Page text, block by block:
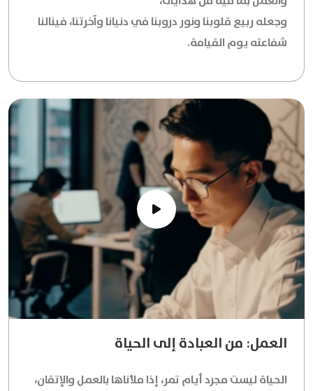
وجعله ربيع قلوبنا ونور دروبنا في دنيانا وآخرتنا، فينالنا
شفاعته يوم القيامة.
العمل: من العبادة إلى الحياة
الحياة ليست مجرد أيام تمر، إذا ملأناها بالعمل والإتقان،